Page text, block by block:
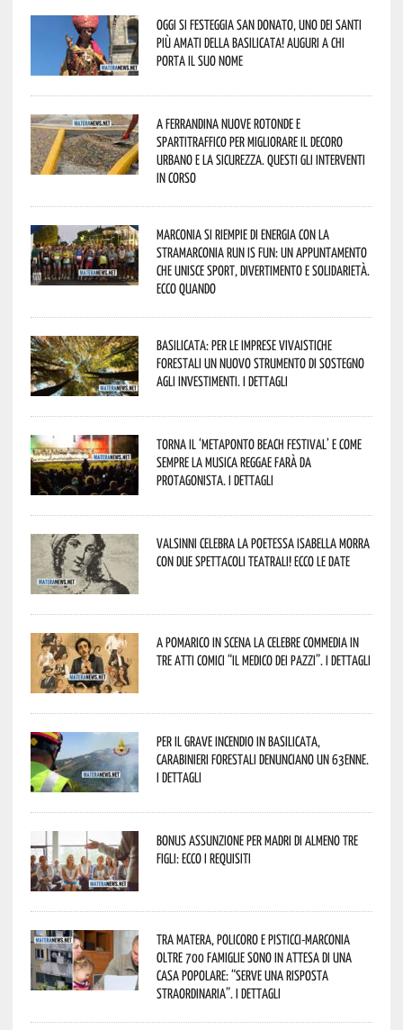
Oggi si festeggia San Donato, uno dei Santi
più amati della Basilicata! Auguri a chi
porta il suo nome
A Ferrandina nuove rotonde e
spartitraffico per migliorare il decoro
urbano e la sicurezza. Questi gli interventi
in corso
Marconia si riempie di energia con la
StraMarconia Run is Fun: un appuntamento
che unisce sport, divertimento e solidarietà.
Ecco quando
Basilicata: per le imprese vivaistiche
forestali un nuovo strumento di sostegno
agli investimenti. I dettagli
Torna il ‘Metaponto beach festival’ e come
sempre la musica reggae farà da
protagonista. I dettagli
Valsinni celebra la poetessa Isabella Morra
con due spettacoli teatrali! Ecco le date
A Pomarico in scena la celebre commedia in
tre atti comici “Il medico dei pazzi”. I dettagli
Per il grave incendio in Basilicata,
Carabinieri forestali denunciano un 63enne.
I dettagli
Bonus assunzione per madri di almeno tre
figli: ecco i requisiti
Tra Matera, Policoro e Pisticci-Marconia
oltre 700 famiglie sono in attesa di una
casa popolare: “serve una risposta
straordinaria”. I dettagli